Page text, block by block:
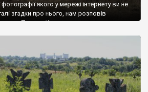
якого у мережі інтернету ви не
згадки про нього, нам розповів
Палац у Красному вразив не лише